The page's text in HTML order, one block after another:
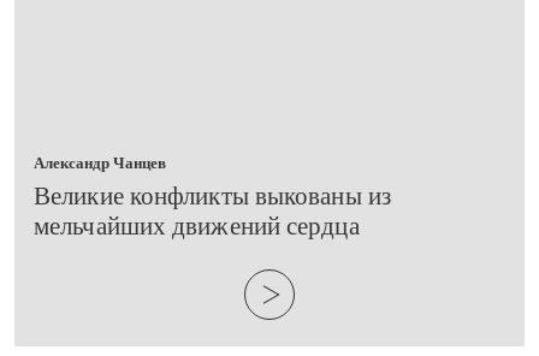
Александр Чанцев
​Великие конфликты выкованы из
мельчайших движений сердца